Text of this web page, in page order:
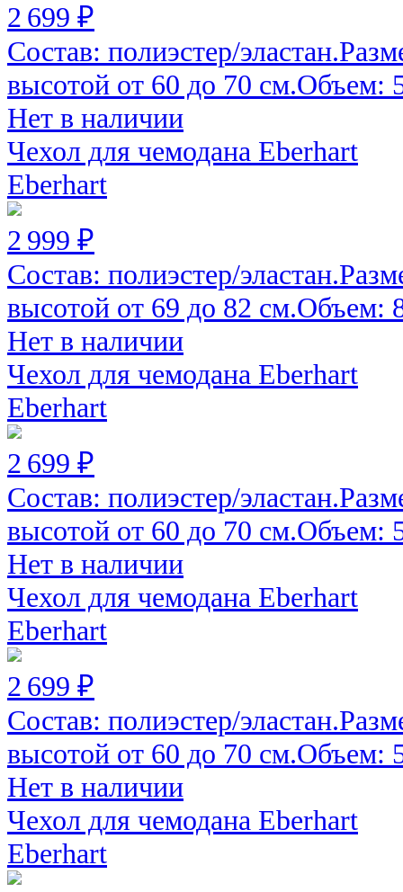
2 699 ₽
Состав: полиэстер/
высотой от 60 до 70 см.Объем:
Нет в наличии
Чехол для чемодана Eberhart
Eberhart
2 999 ₽
Состав: полиэстер/
высотой от 69 до 82 см.Объем:
Нет в наличии
Чехол для чемодана Eberhart
Eberhart
2 699 ₽
Состав: полиэстер/
высотой от 60 до 70 см.Объем:
Нет в наличии
Чехол для чемодана Eberhart
Eberhart
2 699 ₽
Состав: полиэстер/
высотой от 60 до 70 см.Объем:
Нет в наличии
Чехол для чемодана Eberhart
Eberhart